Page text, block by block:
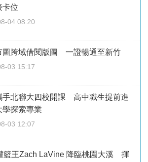
卡位
04 08:20
圖跨域借閱版圖 一證暢通至新竹
03 15:17
手北聯大四校開課 高中職生提前進
學探索專業
03 12:07
籃王Zach LaVine 降臨桃園大溪 揮